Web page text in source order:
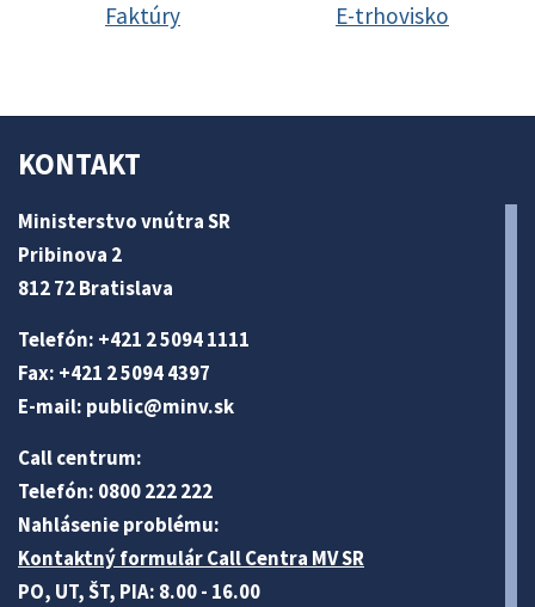
Faktúry E-trhovisko
KONTAKT
Ministerstvo vnútra SR
Pribinova 2
812 72 Bratislava
Telefón: +421 2 5094 1111
Fax: +421 2 5094 4397
E-mail: public@minv.sk
Call centrum:
Telefón: 0800 222 222
Nahlásenie problému:
Kontaktný formulár Call Centra MV SR
PO, UT, ŠT, PIA: 8.00 - 16.00